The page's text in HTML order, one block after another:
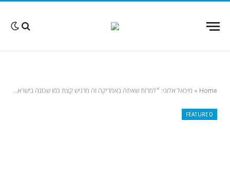
Home
» מיכאל אלוני: ״למרות שאתה באמריקה זה מרגיש קצת כמו שכונה בישראל״
FEATURED